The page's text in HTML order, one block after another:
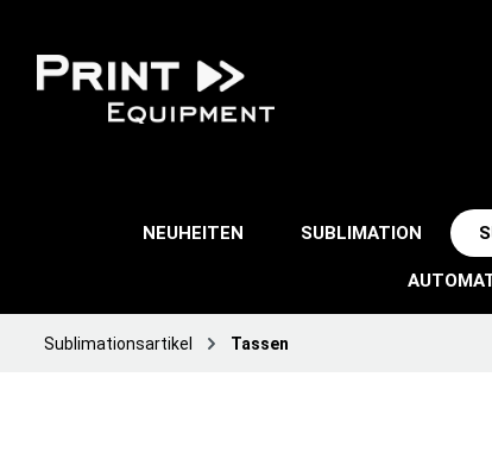
NEUHEITEN SUBLIMATION
Sublimationsartikel Tassen